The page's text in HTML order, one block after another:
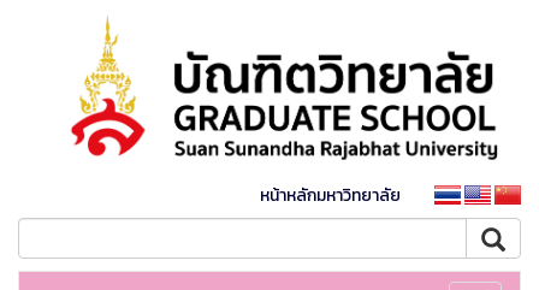
หน้าหลักมหาวิทยาลัย